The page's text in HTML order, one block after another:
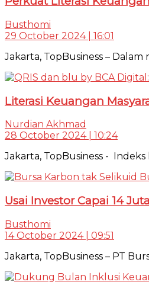
Busthomi
29 October 2024 | 16:01
Jakarta, TopBusiness –
Literasi Keuangan
Nurdian Akhmad
28 October 2024 | 10:24
Jakarta, TopBusiness -
Usai Investor Capai 14
Busthomi
14 October 2024 | 09:51
Jakarta, TopBusiness – PT